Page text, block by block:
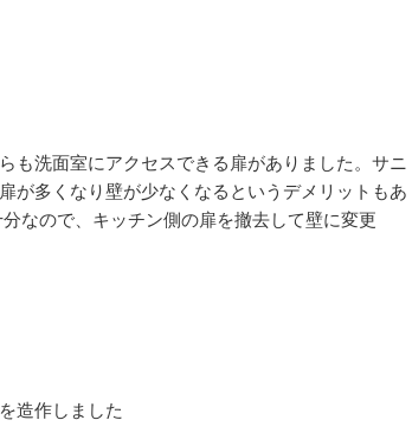
も洗面室にアクセスできる扉がありました。サニ
が多くなり壁が少なくなるというデメリットもあ
なので、キッチン側の扉を撤去して壁に変更
造作しました